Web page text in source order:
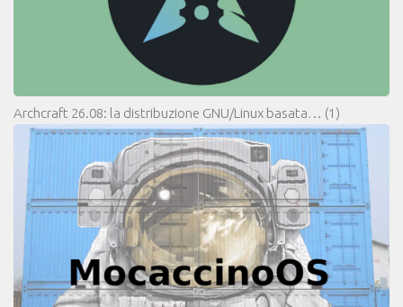
Archcraft 26.08: la distribuzione GNU/Linux basata… (1)